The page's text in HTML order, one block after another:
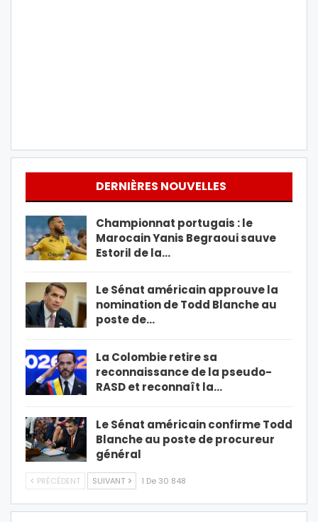
DERNIÈRES NOUVELLES
Championnat portugais : le
Marocain Yanis Begraoui sauve
Estoril de la…
Le Sénat américain approuve la
nomination de Todd Blanche au
poste de…
La Colombie retire sa
reconnaissance de la pseudo-
RASD et reconnaît la…
Le Sénat américain confirme Todd
Blanche au poste de procureur
général
PRÉCÉDENT SUIVANT 1 De 30 848